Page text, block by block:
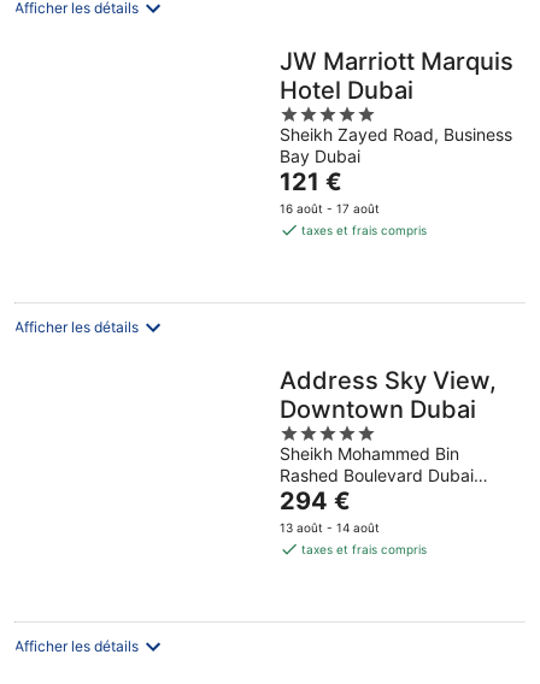
Afficher les détails
JW Marriott Marquis
Hotel Dubai
5
out
of
5
Sheikh Zayed Road, Business
Bay Dubai
Le
prix
est
par
121 €
16 août - 17 août
taxes et frais compris
Afficher les détails
Address Sky View,
Downtown Dubai
5
out
of
5
Sheikh Mohammed Bin
Rashed Boulevard Dubai
Dubai
Le
prix
est
par
294 €
13 août - 14 août
taxes et frais compris
Afficher les détails